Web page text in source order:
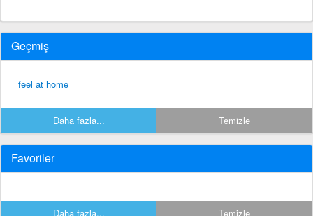
Geçmiş
feel at home
Daha fazla... Temizle
Favoriler
Daha fazla... Temizle